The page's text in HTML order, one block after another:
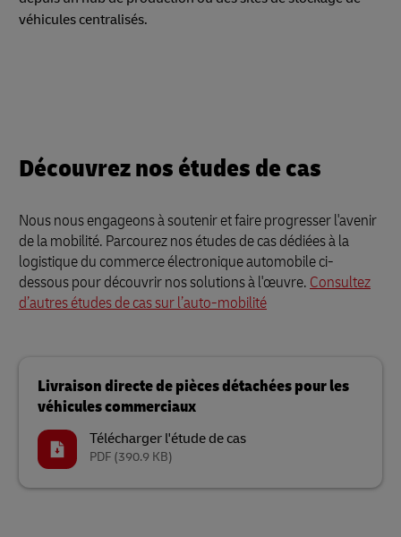
véhicules centralisés.
Découvrez nos études de cas
Nous nous engageons à soutenir et faire progresser l'avenir
de la mobilité. Parcourez nos études de cas dédiées à la
logistique du commerce électronique automobile ci-
dessous pour découvrir nos solutions à l'œuvre. Consultez
d’autres études de cas sur l’auto-mobilité
Livraison directe de pièces détachées pour les
véhicules commerciaux
Télécharger l'étude de cas
PDF (390.9 KB)